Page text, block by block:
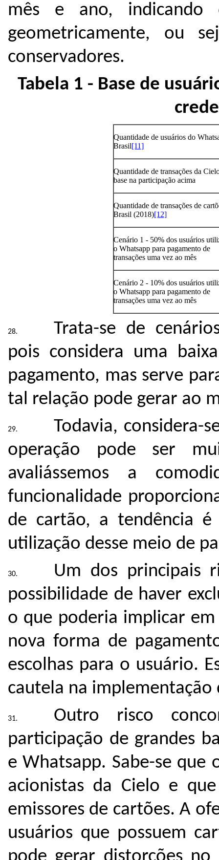
mês e ano, indicando
geometricamente, ou
conservadores.
Tabela 1 - Base de
Quantidade de usuários do
Brasil[11]
Quantidade de transações da
base na participação acima
Quantidade de transações de
Brasil (2018)[12]
Cenário 1 - 50% dos usuários
o Whatsapp para pagamento de
transações uma vez ao mês
Cenário 2 - 10% dos usuários
o Whatsapp para pagamento de
transações uma vez ao mês
Trata-se de
pois considera uma
pagamento, mas serve
tal relação pode gerar ao
Todavia, considera-
operação pode ser
avaliássemos a
funcionalidade
de cartão, a tendência
utilização desse meio de
Um dos principais
possibilidade de haver
o que poderia implicar em
nova forma de
escolhas para o usuário.
cautela na implementação
Outro risco
participação de grandes
e Whatsapp. Sabe-se que
acionistas da Cielo e
emissores de cartões. A
usuários que possuem